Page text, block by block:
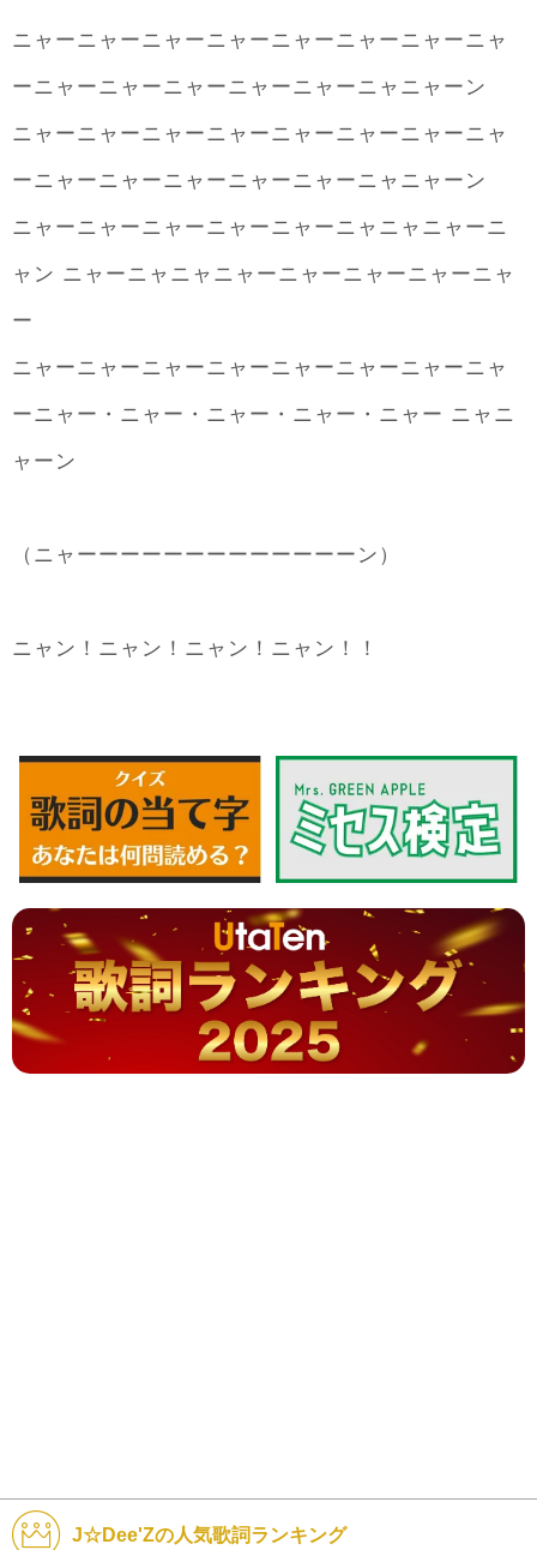
ニャーニャーニャーニャーニャーニャーニャーニャ
ーニャーニャーニャーニャーニャーニャニャーン
ニャーニャーニャーニャーニャーニャーニャーニャ
ーニャーニャーニャーニャーニャーニャニャーン
ニャーニャーニャーニャーニャーニャニャニャーニ
ャン ニャーニャニャニャーニャーニャーニャーニャ
ー
ニャーニャーニャーニャーニャーニャーニャーニャ
ーニャー・ニャー・ニャー・ニャー・ニャー ニャニ
ャーン
（ニャーーーーーーーーーーーーーン）
ニャン！ニャン！ニャン！ニャン！！
J☆Dee'Zの人気歌詞ランキング